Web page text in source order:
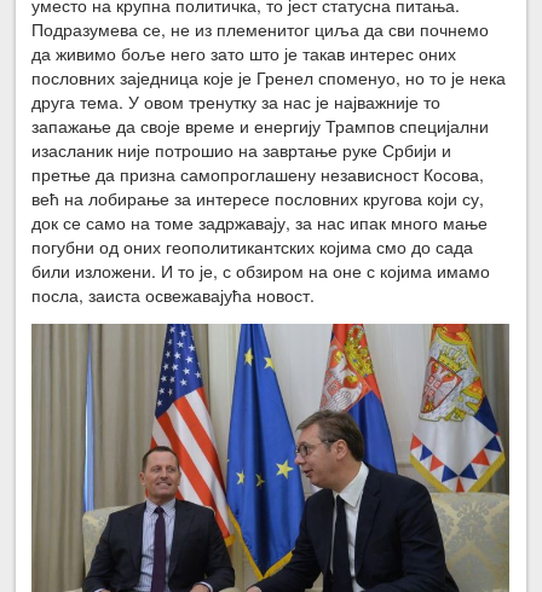
Подразумева се, не из племенитог циља да сви почнемо
да живимо боље него зато што је такав интерес оних
пословних заједница које је Гренел споменуо, но то је нека
друга тема. У овом тренутку за нас је најважније то
запажање да своје време и енергију Трампов специјални
изасланик није потрошио на завртање руке Србији и
претње да призна самопроглашену независност Косова,
већ на лобирање за интересе пословних кругова који су,
док се само на томе задржавају, за нас ипак много мање
погубни од оних геополитикантских којима смо до сада
били изложени. И то је, с обзиром на оне с којима имамо
посла, заиста освежавајућа новост.